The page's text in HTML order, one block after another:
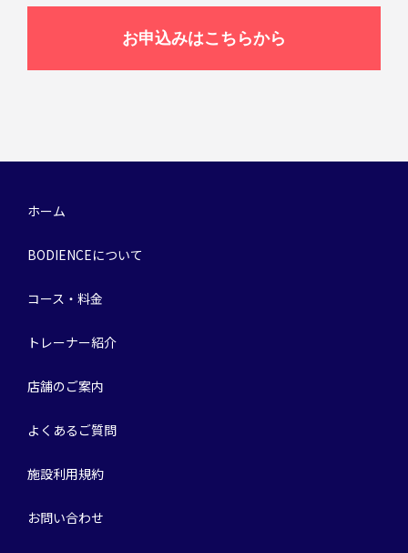
お申込みはこちらから
ホーム
BODIENCEについて
コース・料金
トレーナー紹介
店舗のご案内
よくあるご質問
施設利用規約
お問い合わせ